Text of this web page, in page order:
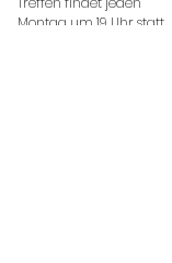
Montag um 19 Uhr statt.